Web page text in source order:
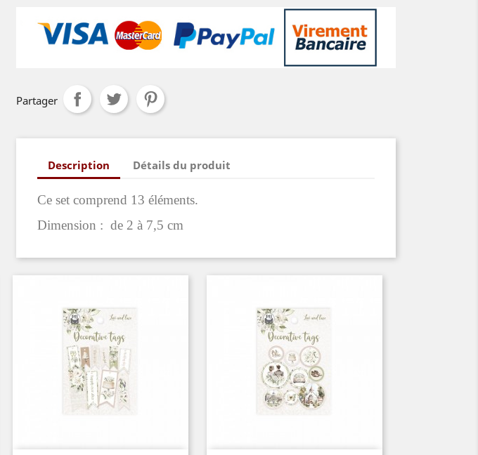
Partager
Description Détails du produit
Ce set comprend 13 éléments.
Dimension : de 2 à 7,5 cm